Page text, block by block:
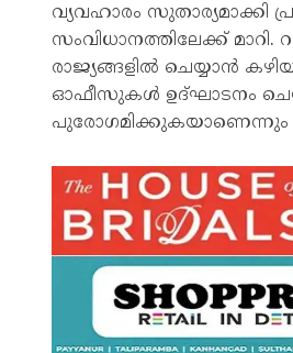
വ്യവഹാരം സുതാര്യമാക്കി
സംവിധാനത്തിലേക്ക്
രാജ്യങ്ങളിൽ ചെയ്യാൻ
ഓഫീസുകൾ ഉദ്ഘാടനം
പുരോഗമിക്കുകയാണെന്നും